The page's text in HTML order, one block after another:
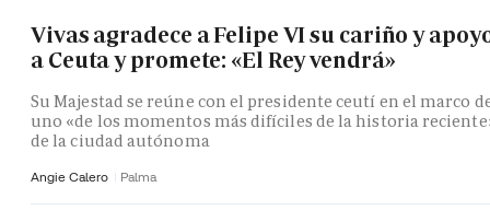
Vivas agradece a Felipe VI su cariño y
a Ceuta y promete: «El Rey vendrá»
Su Majestad se reúne con el presidente ceutí en el marco
uno «de los momentos más difíciles de la historia
de la ciudad autónoma
Angie Calero Palma